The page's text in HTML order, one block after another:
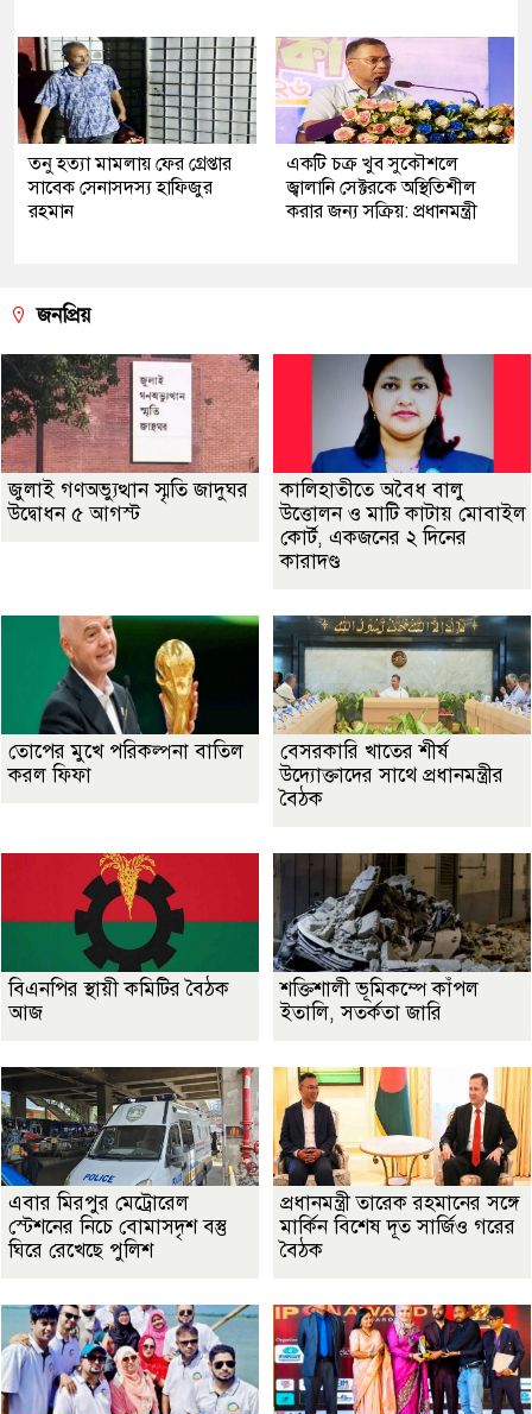
তনু হত্যা মামলায় ফের গ্রেপ্তার
সাবেক সেনাসদস্য হাফিজুর
রহমান
একটি চক্র খুব সুকৌশলে
জ্বালানি সেক্টরকে অস্থিতিশীল
করার জন্য সক্রিয়: প্রধানমন্ত্রী
জনপ্রিয়
জুলাই গণঅভ্যুত্থান স্মৃতি জাদুঘর
উদ্বোধন ৫ আগস্ট
কালিহাতীতে অবৈধ বালু
উত্তোলন ও মাটি কাটায় মোবাইল
কোর্ট, একজনের ২ দিনের
কারাদণ্ড
তোপের মুখে পরিকল্পনা বাতিল
করল ফিফা
বেসরকারি খাতের শীর্ষ
উদ্যোক্তাদের সাথে প্রধানমন্ত্রীর
বৈঠক
বিএনপির স্থায়ী কমিটির বৈঠক
আজ
শক্তিশালী ভূমিকম্পে কাঁপল
ইতালি, সতর্কতা জারি
এবার মিরপুর মেট্রোরেল
স্টেশনের নিচে বোমাসদৃশ বস্তু
ঘিরে রেখেছে পুলিশ
প্রধানমন্ত্রী তারেক রহমানের সঙ্গে
মার্কিন বিশেষ দূত সার্জিও গরের
বৈঠক